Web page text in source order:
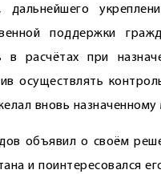
поддержки
расчётах при
осуществлять
вновь назначенному
объявил о своём
и поинтересовался